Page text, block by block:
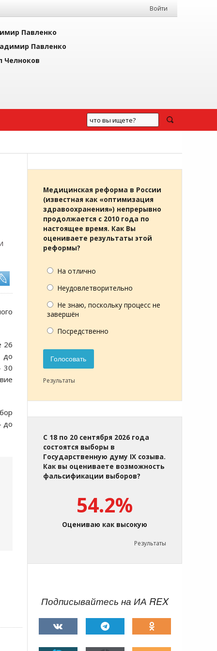
Войти
Павленко
Павленко
Челноков
26
до
30
до
Медицинская реформа в России
(известная как «оптимизация
здравоохранения») непрерывно
продолжается с 2010 года по
настоящее время. Как Вы
оцениваете результаты этой
реформы?
На отлично
Неудовлетворительно
Не знаю, поскольку процесс не
завершён
Посредственно
Голосовать
Результаты
С 18 по 20 сентября 2026 года
состоятся выборы в
Государственную думу IX созыва.
Как вы оцениваете возможность
фальсификации выборов?
54.2%
Оцениваю как высокую
Результаты
Подписывайтесь на ИА REX